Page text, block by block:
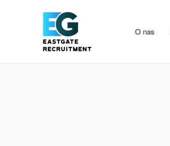
O nas